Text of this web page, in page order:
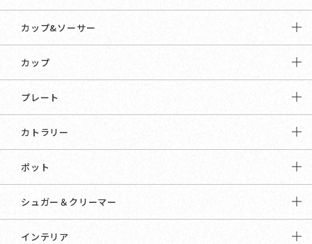
カップ&ソーサー
カップ
プレート
カトラリー
ポット
シュガー＆クリーマー
インテリア